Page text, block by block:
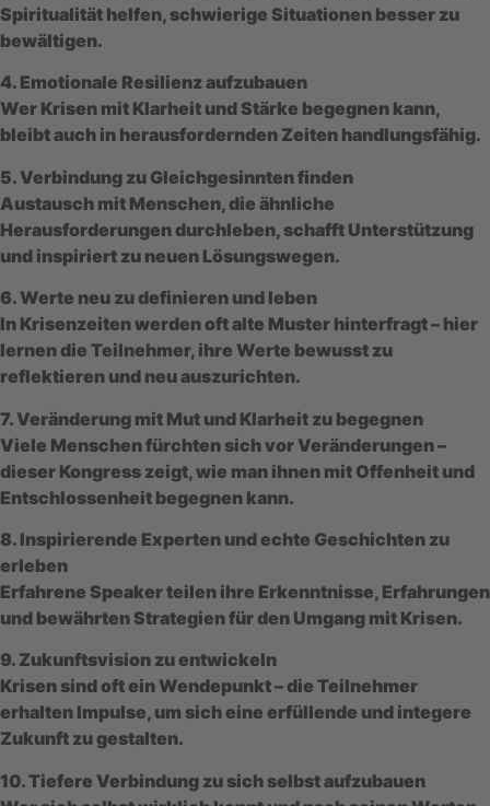
Spiritualität helfen, schwierige Situationen besser zu
bewältigen.
4. Emotionale Resilienz aufzubauen
Wer Krisen mit Klarheit und Stärke begegnen kann,
bleibt auch in herausfordernden Zeiten handlungsfähig.
5. Verbindung zu Gleichgesinnten finden
Austausch mit Menschen, die ähnliche
Herausforderungen durchleben, schafft Unterstützung
und inspiriert zu neuen Lösungswegen.
6. Werte neu zu definieren und leben
In Krisenzeiten werden oft alte Muster hinterfragt – hier
lernen die Teilnehmer, ihre Werte bewusst zu
reflektieren und neu auszurichten.
7. Veränderung mit Mut und Klarheit zu begegnen
Viele Menschen fürchten sich vor Veränderungen –
dieser Kongress zeigt, wie man ihnen mit Offenheit und
Entschlossenheit begegnen kann.
8. Inspirierende Experten und echte Geschichten zu
erleben
Erfahrene Speaker teilen ihre Erkenntnisse, Erfahrungen
und bewährten Strategien für den Umgang mit Krisen.
9. Zukunftsvision zu entwickeln
Krisen sind oft ein Wendepunkt – die Teilnehmer
erhalten Impulse, um sich eine erfüllende und integere
Zukunft zu gestalten.
10. Tiefere Verbindung zu sich selbst aufzubauen